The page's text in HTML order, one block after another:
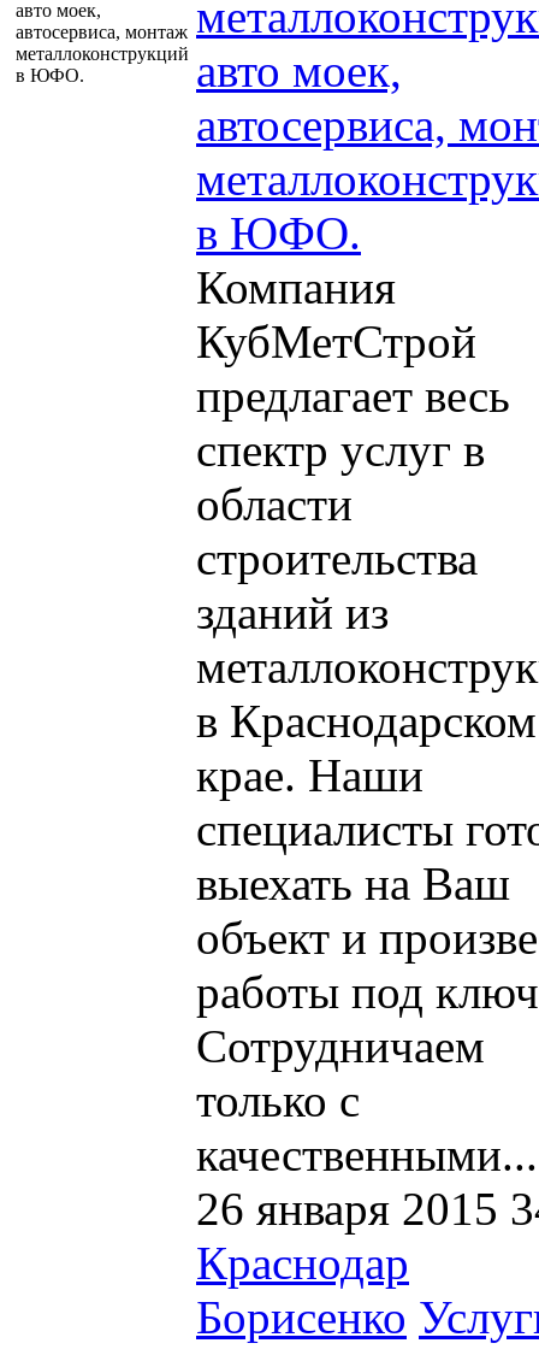
авто моек,
автосервиса,
в ЮФО.
Компания
КубМетСтрой
предлагает весь
спектр услуг в
области
строительства
зданий из
в Краснодарском
крае. Наши
специалисты
выехать на Ваш
объект и
работы под
Сотрудничаем
только с
качественными...
26 января 2015
Краснодар
Борисенко